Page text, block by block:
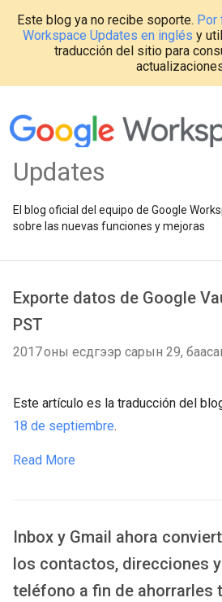
Este blog ya no recibe soporte. Por
Workspace Updates en inglés y
traducción del sitio para
Updates
El blog oficial del equipo de Google
sobre las nuevas funciones y mejoras
Exporte datos de Google
PST
2017 оны есдүгээр сарын 29,
Este artículo es la traducción del
18 de septiembre.
Read More
Inbox y Gmail ahora
los contactos, direcciones
teléfono a fin de ahorrarles